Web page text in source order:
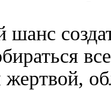
шанс
жертвой,